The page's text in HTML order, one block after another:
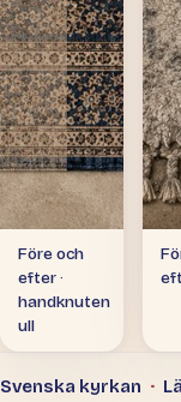
Före och
efter ·
handknuten
ull
Svenska kyrkan ·